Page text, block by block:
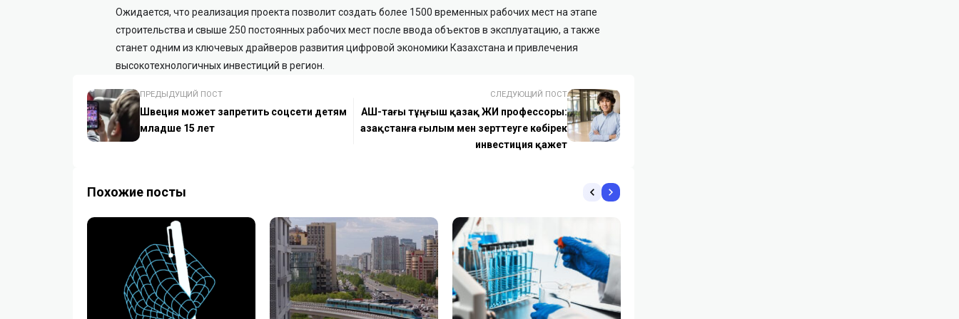
Ожидается, что реализация проекта позволит создать более 1500 временных рабочих мест на этапе
строительства и свыше 250 постоянных рабочих мест после ввода объектов в эксплуатацию, а также
станет одним из ключевых драйверов развития цифровой экономики Казахстана и привлечения
высокотехнологичных инвестиций в регион.
ПРЕДЫДУЩИЙ ПОСТ
Швеция может запретить соцсети детям
младше 15 лет
СЛЕДУЮЩИЙ ПОСТ
АҚШ-тағы тұңғыш қазақ ЖИ профессоры:
Қазақстанға ғылым мен зерттеуге көбірек
инвестиция қажет
Похожие посты